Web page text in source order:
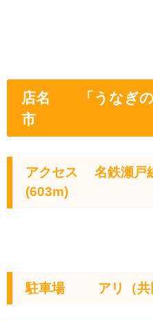
店名 「うなぎの
市
アクセス名鉄瀬戸
(603m)
駐車場 アリ（共同